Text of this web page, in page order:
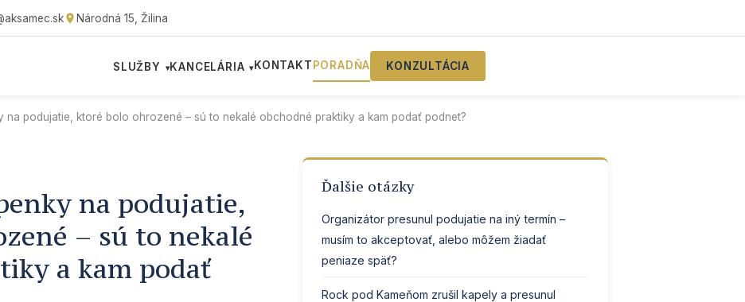
Národná 15, Žilina
SLUŽBY ▾KANCELÁRIA ▾KONTAKT PORADŇA KONZULTÁCIA
na podujatie, ktoré bolo ohrozené – sú to nekalé obchodné praktiky a kam podať podnet?
na podujatie,
– sú to nekalé
a kam podať
Ďalšie otázky
Organizátor presunul podujatie na iný termín –
musím to akceptovať, alebo môžem žiadať
peniaze späť?
Rock pod Kameňom zrušil kapely a presunul